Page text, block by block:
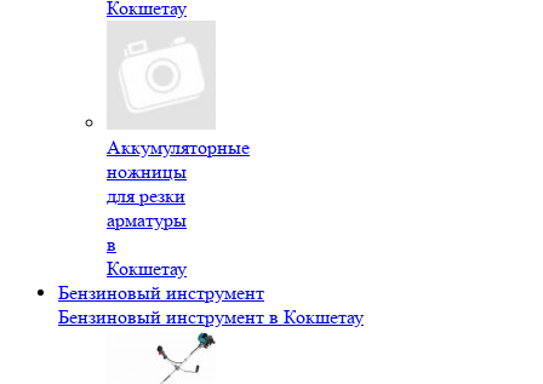
Кокшетау
Аккумуляторные
ножницы
для резки
арматуры
в
Кокшетау
Бензиновый инструмент
Бензиновый инструмент в Кокшетау